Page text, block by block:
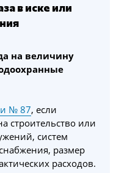
в иске или
на величину
№ 87, если
строительство или
систем
размер
расходов.